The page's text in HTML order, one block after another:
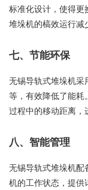
标准化设计，使得更
堆垛机的槁效运行减
七、节能环保
无锡导轨式堆垛机采
等，有效降低了能
过程中的移动距离，
八、智能管理
无锡导轨式堆垛机配
机的工作状态，提